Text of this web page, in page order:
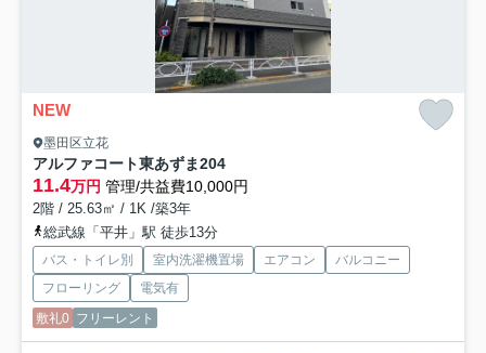
NEW
墨田区立花
アルファコート東あずま204
11.4万円 管理/共益費10,000円
2階 / 25.63㎡ / 1K /築3年
総武線「平井」駅 徒歩13分
バス・トイレ別 室内洗濯機置場 エアコン
バルコニー
フローリング
電気有
敷礼0 フリーレント